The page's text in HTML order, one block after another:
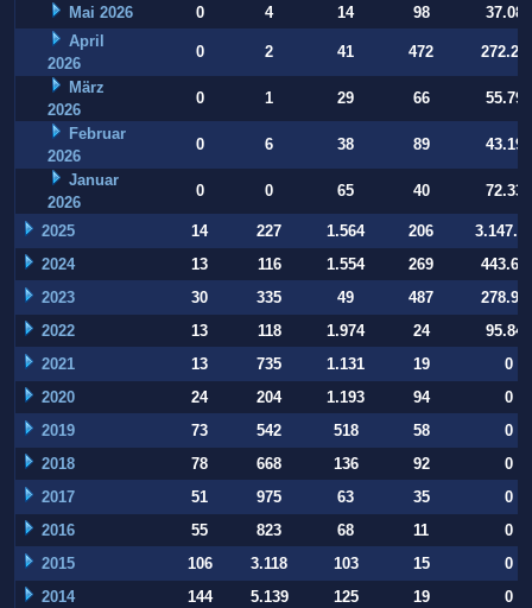
Mai 2026 0 4 14 98
37.084
April
2026
0 2 41 472
März
2026
0 1 29 66
55.794
Februar
2026
0 6 38 89
43.197
Januar
2026
0 0 65 40 72.332
2025 14 227 1.564 206
2024
13 116 1.554 269
2023
30 335 49 487
2022
13 118 1.974 24
95.847
2021
13 735 1.131 19
0
2020
24 204 1.193 94
0
2019
73 542 518 58
0
2018
78 668 136 92
0
2017
51 975 63 35
0
2016
55 823 68 11
0
2015
106 3.118 103 15
0
2014
144 5.139 125 19
0